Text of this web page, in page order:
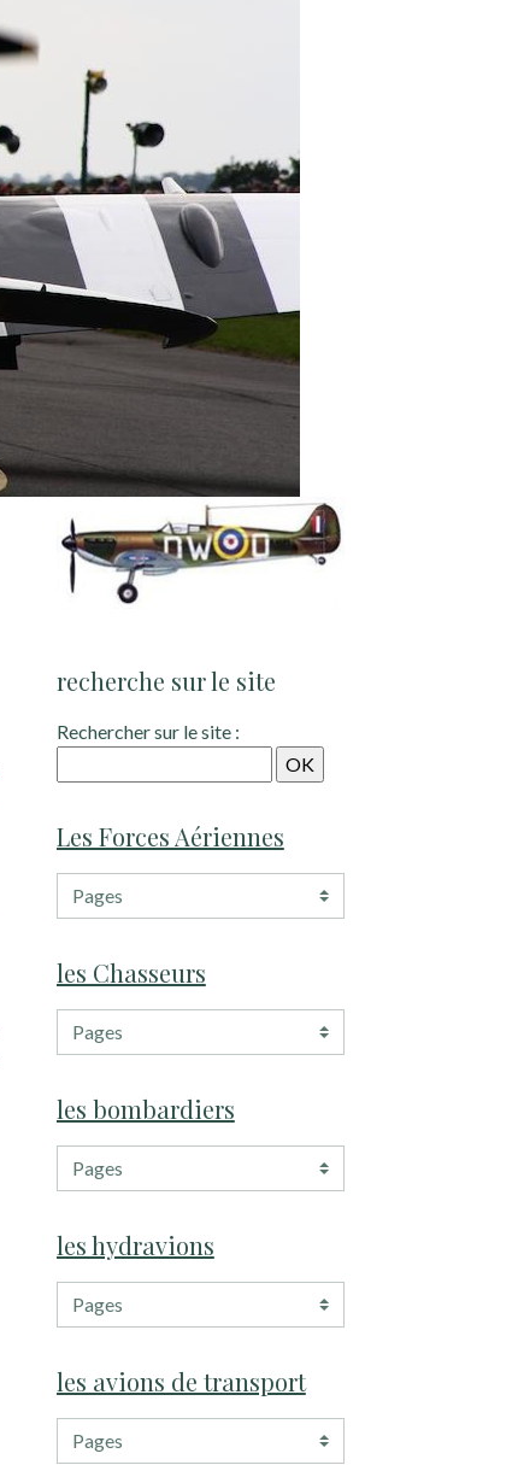
recherche sur le site
Rechercher sur le site :
Les Forces Aériennes
les Chasseurs
les bombardiers
les hydravions
les avions de transport